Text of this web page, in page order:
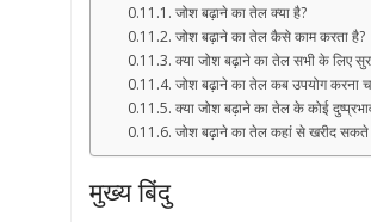
जोश बढ़ाने का तेल क्या है?
जोश बढ़ाने का तेल कैसे काम करता है?
क्या जोश बढ़ाने का तेल सभी के लिए
जोश बढ़ाने का तेल कब उपयोग करना
क्या जोश बढ़ाने का तेल के कोई
जोश बढ़ाने का तेल कहां से खरीद सकते
मुख्य बिंदु